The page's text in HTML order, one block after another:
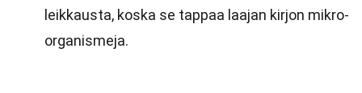
leikkausta, koska se tappaa laajan kirjon mikro-
organismeja.